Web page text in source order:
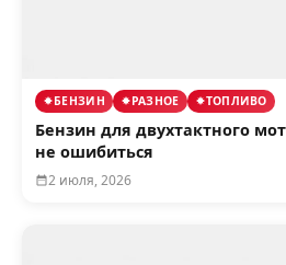
БЕНЗИН РАЗНОЕ ТОПЛИВО
Бензин для двухтактного
не ошибиться
2 июля, 2026